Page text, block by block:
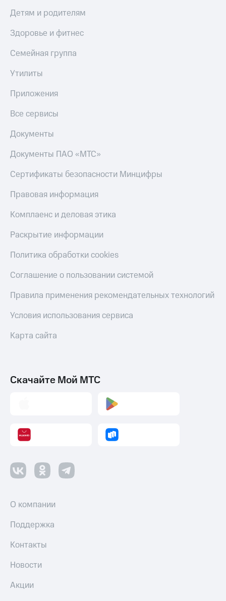
Детям и родителям
Здоровье и фитнес
Семейная группа
Утилиты
Приложения
Все сервисы
Документы
Документы ПАО «МТС»
Сертификаты безопасности Минцифры
Правовая информация
Комплаенс и деловая этика
Раскрытие информации
Политика обработки cookies
Соглашение о пользовании системой
Правила применения рекомендательных технологий
Условия использования сервиса
Карта сайта
Скачайте Мой МТС
О компании
Поддержка
Контакты
Новости
Акции